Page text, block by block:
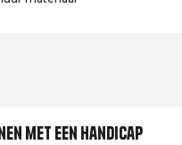
met een handicap